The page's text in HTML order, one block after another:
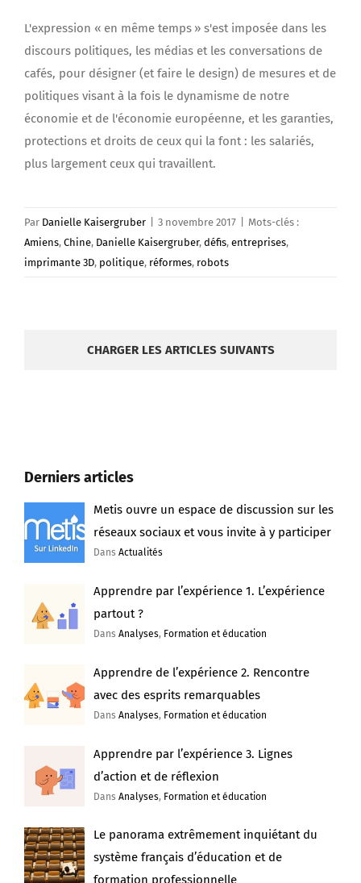
L'expression « en même temps » s'est imposée dans les
discours politiques, les médias et les conversations de
cafés, pour désigner (et faire le design) de mesures et de
politiques visant à la fois le dynamisme de notre
économie et de l'économie européenne, et les garanties,
protections et droits de ceux qui la font : les salariés,
plus largement ceux qui travaillent.
Par Danielle Kaisergruber 3 novembre 2017
Mots-clés :
Amiens, Chine, Danielle Kaisergruber, défis, entreprises,
imprimante 3D, politique, réformes, robots
CHARGER LES ARTICLES SUIVANTS
Derniers articles
Metis ouvre un espace de discussion sur les
réseaux sociaux et vous invite à y participer
DansActualités
Apprendre par l’expérience 1. L’expérience
partout ?
DansAnalyses, Formation et éducation
Apprendre de l’expérience 2. Rencontre
avec des esprits remarquables
DansAnalyses, Formation et éducation
Apprendre par l’expérience 3. Lignes
d’action et de réflexion
DansAnalyses, Formation et éducation
Le panorama extrêmement inquiétant du
système français d’éducation et de